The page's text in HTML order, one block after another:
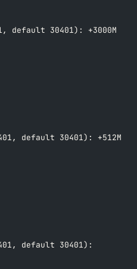
default 30401): +3000M
default 30401): +512M
default 30401):